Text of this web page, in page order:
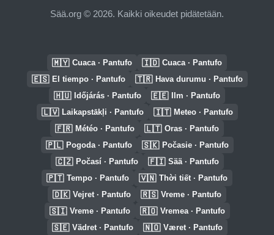
Sää.org © 2026. Kaikki oikeudet pidätetään.
🇲🇾 Cuaca · Pantufo 🇮🇩 Cuaca · Pantufo
🇪🇸 El tiempo · Pantufo 🇹🇷 Hava durumu · Pantufo
🇭🇺 Időjárás · Pantufo 🇪🇪 Ilm · Pantufo
🇱🇻 Laikapstākļi · Pantufo 🇮🇹 Meteo · Pantufo
🇫🇷 Météo · Pantufo 🇱🇹 Oras · Pantufo
🇵🇱 Pogoda · Pantufo 🇸🇰 Počasie · Pantufo
🇨🇿 Počasí · Pantufo 🇫🇮 Sää · Pantufo
🇵🇹 Tempo · Pantufo 🇻🇳 Thời tiết · Pantufo
🇩🇰 Vejret · Pantufo 🇷🇸 Vreme · Pantufo
🇸🇮 Vreme · Pantufo 🇷🇴 Vremea · Pantufo
🇸🇪 Vädret · Pantufo 🇳🇴 Været · Pantufo